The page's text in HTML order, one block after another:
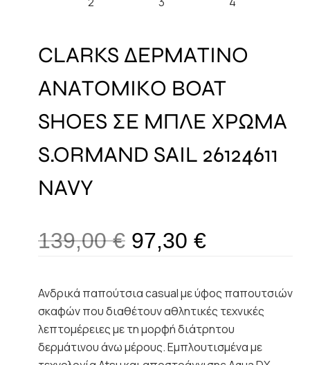
CLARKS ΔΕΡΜΑΤΙΝΟ
ΑΝΑΤΟΜΙΚΟ BOAT
SHOES ΣΕ ΜΠΛΕ ΧΡΩΜΑ
S.ORMAND SAIL 26124611
NAVY
139,00€ 97,30 €
Ανδρικά παπούτσια casual με ύφος παπουτσιών
σκαφών που διαθέτουν αθλητικές τεχνικές
λεπτομέρειες με τη μορφή διάτρητου
δερμάτινου άνω μέρους. Εμπλουτισμένα με